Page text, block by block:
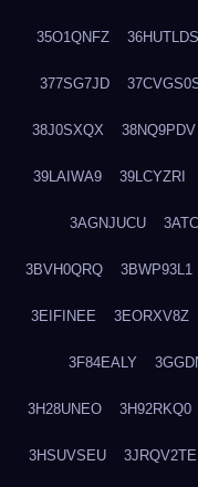
35O1QNFZ 36HUTLDS
377SG7JD
38J0SXQX 38NQ9PDV
39LAIWA9 39LCYZRI
3AGNJUCU
3BVH0QRQ 3BWP93L1
3EIFINEE 3EORXV8Z
3F84EALY
3H28UNEO 3H92RKQ0
3HSUVSEU 3JRQV2TE